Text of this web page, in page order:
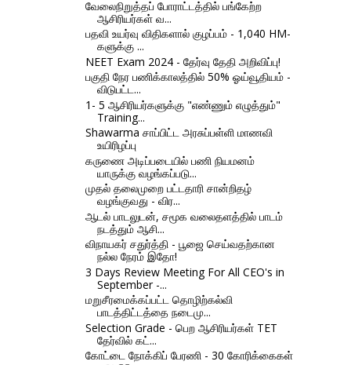
வேலைநிறுத்தப் போராட்டத்தில் பங்கேற்ற
ஆசிரியர்கள் வ...
பதவி உயர்வு விதிகளால் குழப்பம் - 1,040 HM-
களுக்கு ...
NEET Exam 2024 - தேர்வு தேதி அறிவிப்பு!
பகுதி நேர பணிக்காலத்தில் 50% ஓய்வூதியம் -
விடுபட்ட...
1- 5 ஆசிரியர்களுக்கு "எண்ணும் எழுத்தும்"
Training...
Shawarma சாப்பிட்ட அரசுப்பள்ளி மாணவி
உயிரிழப்பு
கருணை அடிப்படையில் பணி நியமனம்
யாருக்கு வழங்கப்படு...
முதல்‌ தலைமுறை பட்டதாரி சான்றிதழ்‌
வழங்குவது - விர...
ஆடல் பாடலுடன், சமூக வலைதளத்தில் பாடம்
நடத்தும் ஆசி...
விநாயகர் சதுர்த்தி - பூஜை செய்வதற்கான
நல்ல நேரம் இதோ!
3 Days Review Meeting For All CEO's in
September -...
மறுசீரமைக்கப்பட்ட தொழிற்கல்வி
பாடத்திட்டத்தை நடைமு...
Selection Grade - பெற ஆசிரியர்கள் TET
தேர்வில் கட்...
கோட்டை நோக்கிப் பேரணி - 30 கோரிக்கைகள்